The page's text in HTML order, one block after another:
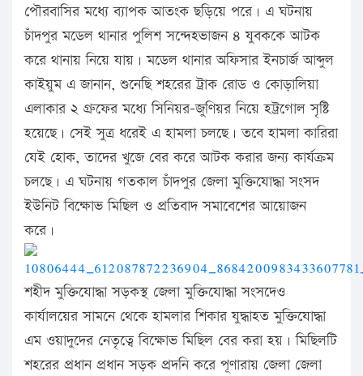
পৌরবাসির মধ্যে ব্যাপক আতংক ছড়িয়ে পরে। এ ঘটনায়
চাঁদপুর মডেল থানার পুলিশ সন্দেহভাজন ৪ যুবককে আটক
করে থানায় নিয়ে যায়। মডেল থানার অফিসার ইনচার্জ আব্দুল
কাইয়ুম এ জানান, শুনেছি শহরের ট্রাক রোড ও কোড়ালিয়া
এলাকার ২ গ্রুফের মধ্যে সিনিয়র-জুণিয়র নিয়ে হট্রগোল সৃষ্টি
হয়েছে। সেই সুত্র ধরেই এ হামলা চলছে। তবে হামলা কারিরা
যেই হোক, তাদের খুজে বের করে আটক করার জন্য কার্যক্রম
চলছে। এ ঘটনায় গতকাল চাঁদপুর জেলা মুক্তিযোদ্ধা সংসদ
ইউনিট বিক্ষোভ মিছিল ও প্রতিবাদ সমাবেশের আয়োজন
করে।
শহীদ মুক্তিযোদ্ধা সড়কস্থ জেলা মুক্তিযোদ্ধা সংসদেও
কার্যালয়ের সামনে থেকে হামলার শিকার যুদ্ধাহত মুক্তিযোদ্ধা
এম ওয়াদুদের নেতৃত্বে বিক্ষোভ মিছিল বের করা হয়। মিছিলটি
শহরের প্রধান প্রধান সড়ক প্রদনি করে পূণারায় জেলা জেলা